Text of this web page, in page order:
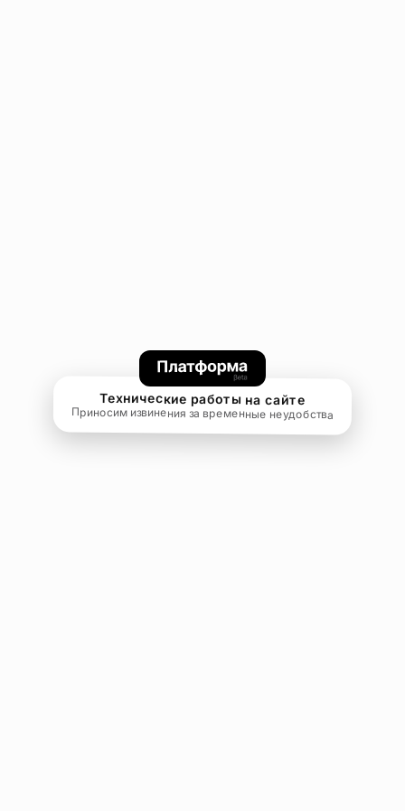
Технические работы на сайте
Приносим извинения за временные неудобства